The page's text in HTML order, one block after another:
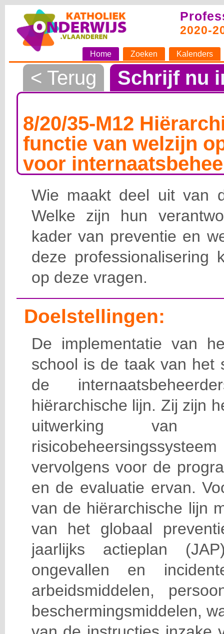
2020-
Home Zoeken Kalenders
< Terug Schrijf nu
8/20/35-M12
functie van welzijn
voor
Wie maakt deel uit van
Welke zijn hun
kader van preventie en
deze professionalisering
op deze vragen.
Doelstellingen:
De implementatie van
school is de taak van het
de
hiërarchische lijn. Zij zijn
uitwerking van
vervolgens voor de
en de evaluatie ervan.
van de hiërarchische lijn
van het globaal
jaarlijks actieplan
ongevallen en
arbeidsmiddelen,
beschermingsmiddelen,